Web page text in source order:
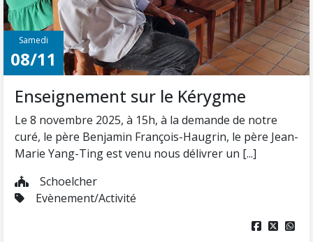
Samedi
08/11
Enseignement sur le Kérygme
Le 8 novembre 2025, à 15h, à la demande de notre
curé, le père Benjamin François-Haugrin, le père Jean-
Marie Yang-Ting est venu nous délivrer un [...]
Schoelcher
Evènement/Activité
  